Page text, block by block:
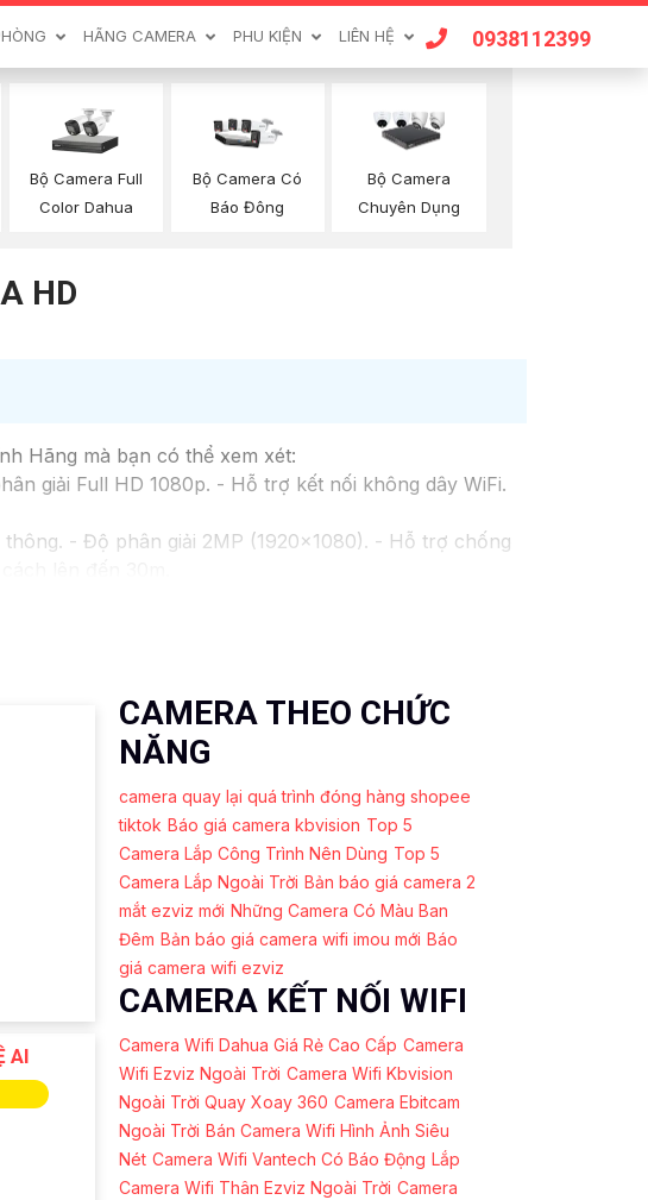
HÃNG CAMERA PHU KIỆN LIÊN HỆ 0938112399
Bộ Camera Full
Color Dahua
Bộ Camera Có
Báo Đông
Bộ Camera
Chuyên Dụng
HD
Hãng mà bạn có thể xem xét:
giải Full HD 1080p. - Hỗ trợ kết nối không dây WiFi.
- Độ phân giải 2MP (1920x1080). - Hỗ trợ chống
ảnh cao. - Lens cố định 3.6mm. - Tầm quan sát
- Giá phải chăng với chất lượng
bạn. Bạn có thể tham khảo thêm thông tin chi tiết và
AI
CAMERA THEO CHỨC
NĂNG
camera quay lại quá trình đóng hàng shopee
tiktok Báo giá camera kbvision Top 5
Camera Lắp Công Trình Nên Dùng Top 5
Camera Lắp Ngoài Trời Bản báo giá camera 2
mắt ezviz mới Những Camera Có Màu Ban
Đêm Bản báo giá camera wifi imou mới Báo
giá camera wifi ezviz
CAMERA KẾT NỐI WIFI
Camera Wifi Dahua Giá Rẻ Cao Cấp Camera
Wifi Ezviz Ngoài Trời Camera Wifi Kbvision
Ngoài Trời Quay Xoay 360 Camera Ebitcam
Ngoài Trời Bán Camera Wifi Hình Ảnh Siêu
Nét Camera Wifi Vantech Có Báo Động Lắp
Camera Wifi Thân Ezviz Ngoài Trời Camera